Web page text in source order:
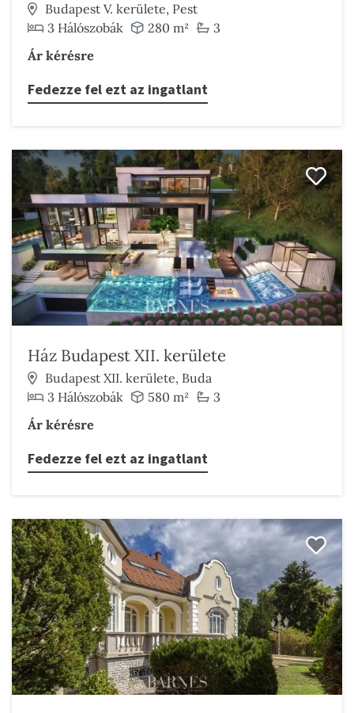
Budapest V. kerülete, Pest
3 Hálószobák
280 m²
3
Ár kérésre
Fedezze fel ezt az ingatlant
Ház Budapest XII. kerülete
Budapest XII. kerülete, Buda
3 Hálószobák
580 m²
3
Ár kérésre
Fedezze fel ezt az ingatlant